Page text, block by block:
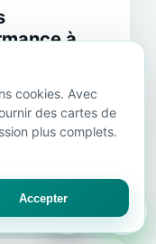
à
essentielle
Elle permet
cookies. Avec
des cartes de
plus complets.
Accepter